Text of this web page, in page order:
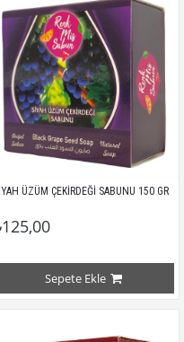
ÜZÜM ÇEKİRDEĞİ SABUNU 150 GR
Sepete Ekle